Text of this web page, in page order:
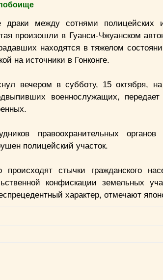
драки между сотнями полицейских
произошли в Гуанси-Чжуанском
находятся в тяжелом
на источники в Гонконге.
вечером в субботу, 15 октября,
военнослужащих,
правоохранительных
полицейский участок.
стычки гражданского
конфискации земельных
характер, отмечают